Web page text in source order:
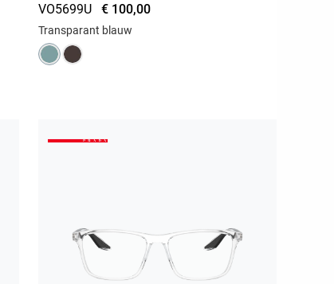
VO5699U € 100,00
Transparant blauw